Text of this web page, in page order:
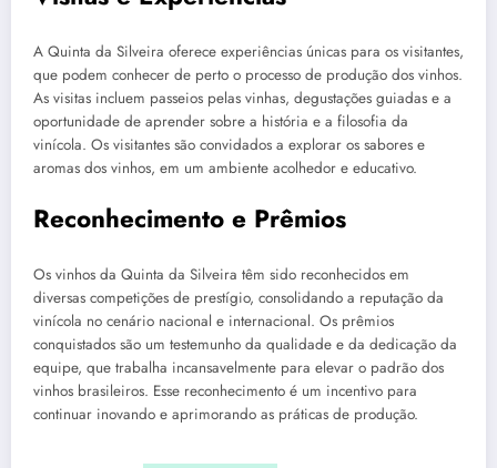
A Quinta da Silveira oferece experiências únicas para os visitantes,
que podem conhecer de perto o processo de produção dos vinhos.
As visitas incluem passeios pelas vinhas, degustações guiadas e a
oportunidade de aprender sobre a história e a filosofia da
vinícola. Os visitantes são convidados a explorar os sabores e
aromas dos vinhos, em um ambiente acolhedor e educativo.
Reconhecimento e Prêmios
Os vinhos da Quinta da Silveira têm sido reconhecidos em
diversas competições de prestígio, consolidando a reputação da
vinícola no cenário nacional e internacional. Os prêmios
conquistados são um testemunho da qualidade e da dedicação da
equipe, que trabalha incansavelmente para elevar o padrão dos
vinhos brasileiros. Esse reconhecimento é um incentivo para
continuar inovando e aprimorando as práticas de produção.